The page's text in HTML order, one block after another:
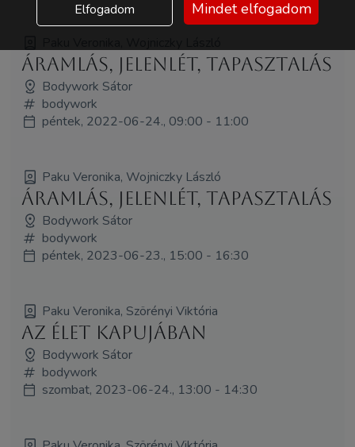
Áramlás, jelenlét, tapasztalás
Bodywork Sátor
bodywork
péntek, 2022-06-24., 09:00 - 11:00
Paku Veronika, Wojniczky László
Áramlás, jelenlét, tapasztalás
Bodywork Sátor
bodywork
péntek, 2023-06-23., 15:00 - 16:30
Paku Veronika, Szörényi Viktória
Az Élet Kapujában
Bodywork Sátor
bodywork
szombat, 2023-06-24., 13:00 - 14:30
Elfogadom Mindet elfogadom